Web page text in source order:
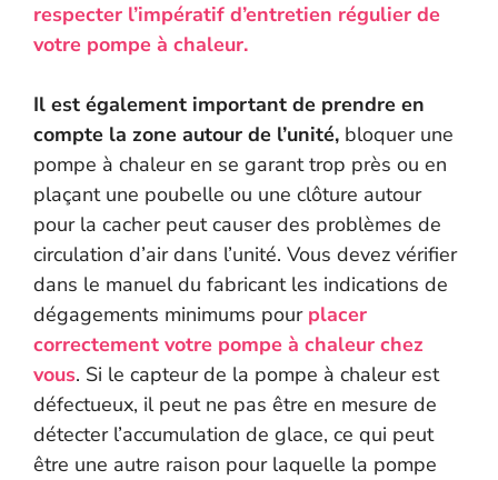
respecter l’impératif d’entretien régulier de
votre pompe à chaleur.
Il est également important de prendre en
compte la zone autour de l’unité, bloquer une
pompe à chaleur en se garant trop près ou en
plaçant une poubelle ou une clôture autour
pour la cacher peut causer des problèmes de
circulation d’air dans l’unité. Vous devez vérifier
dans le manuel du fabricant les indications de
dégagements minimums pour placer
correctement votre pompe à chaleur chez
vous. Si le capteur de la pompe à chaleur est
défectueux, il peut ne pas être en mesure de
détecter l’accumulation de glace, ce qui peut
être une autre raison pour laquelle la pompe